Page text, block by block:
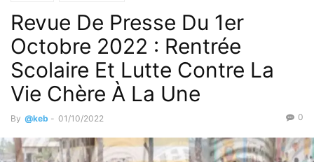
Revue De Presse Du 1er
Octobre 2022 : Rentrée
Scolaire Et Lutte Contre La
Vie Chère À La Une
By @keb - 01/10/2022 0